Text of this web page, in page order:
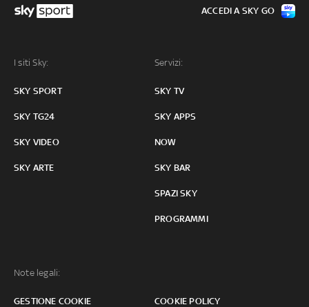
I siti Sky:
SKY SPORT
SKY TG24
SKY VIDEO
SKY ARTE
Servizi:
SKY TV
SKY APPS
NOW
SKY BAR
SPAZI SKY
PROGRAMMI
Note legali:
GESTIONE COOKIE COOKIE POLICY
ACCEDI A SKY GO